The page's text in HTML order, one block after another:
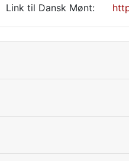
Link til Dansk Mønt: